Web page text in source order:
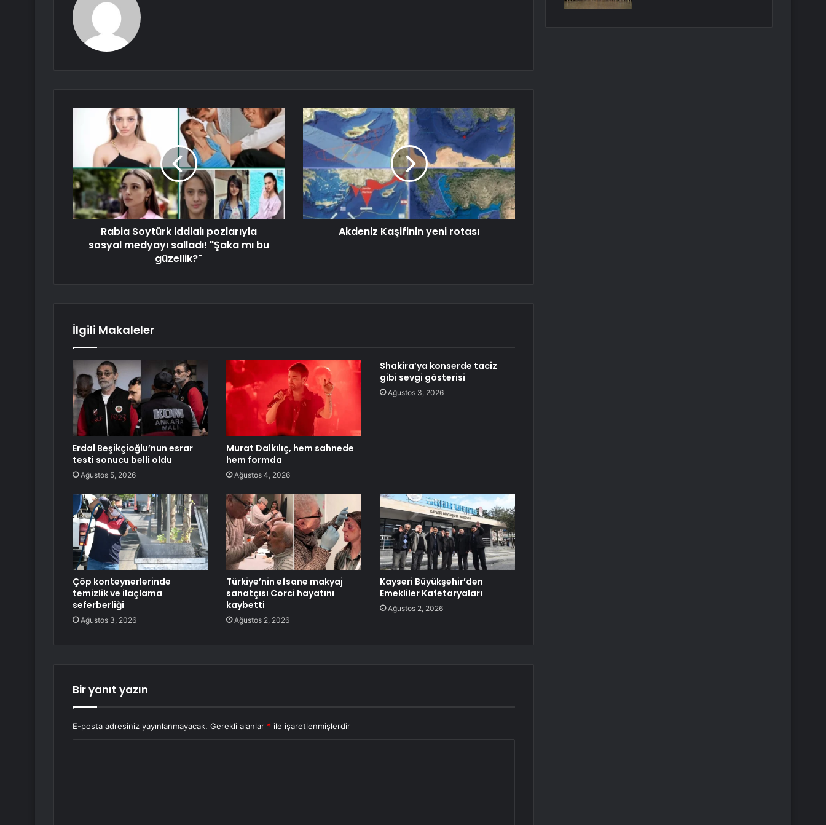
Rabia Soytürk iddialı pozlarıyla
sosyal medyayı salladı! "Şaka mı bu
güzellik?"
Akdeniz Kaşifinin yeni rotası
İlgili Makaleler
Erdal Beşikçioğlu’nun esrar
testi sonucu belli oldu
Ağustos 5, 2026
Murat Dalkılıç, hem sahnede
hem formda
Ağustos 4, 2026
Shakira’ya konserde taciz
gibi sevgi gösterisi
Ağustos 3, 2026
Çöp konteynerlerinde
temizlik ve ilaçlama
seferberliği
Ağustos 3, 2026
Türkiye’nin efsane makyaj
sanatçısı Corci hayatını
kaybetti
Ağustos 2, 2026
Kayseri Büyükşehir’den
Emekliler Kafetaryaları
Ağustos 2, 2026
Bir yanıt yazın
E-posta adresiniz yayınlanmayacak. Gerekli alanlar * ile işaretlenmişlerdir